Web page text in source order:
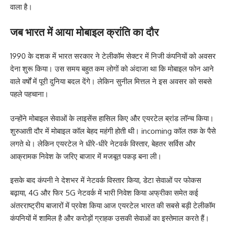
वाला है।
जब भारत में आया मोबाइल क्रांति का दौर
1990 के दशक में भारत सरकार ने टेलीकॉम सेक्टर में निजी कंपनियों को अवसर
देना शुरू किया। उस समय बहुत कम लोगों को अंदाजा था कि मोबाइल फोन आने
वाले वर्षों में पूरी दुनिया बदल देंगे। लेकिन सुनील मित्तल ने इस अवसर को सबसे
पहले पहचाना।
उन्होंने मोबाइल सेवाओं के लाइसेंस हासिल किए और एयरटेल ब्रांड लॉन्च किया।
शुरुआती दौर में मोबाइल कॉल बेहद महंगी होती थी। incoming कॉल तक के पैसे
लगते थे। लेकिन एयरटेल ने धीरे-धीरे नेटवर्क विस्तार, बेहतर सर्विस और
आक्रामक निवेश के जरिए बाजार में मजबूत पकड़ बना ली।
इसके बाद कंपनी ने देशभर में नेटवर्क विस्तार किया, डेटा सेवाओं पर फोकस
बढ़ाया, 4G और फिर 5G नेटवर्क में भारी निवेश किया अफ्रीका समेत कई
अंतरराष्ट्रीय बाजारों में प्रवेश किया आज एयरटेल भारत की सबसे बड़ी टेलीकॉम
कंपनियों में शामिल है और करोड़ों ग्राहक उसकी सेवाओं का इस्तेमाल करते हैं।